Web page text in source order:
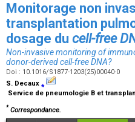
Monitorage non
transplantation
dosage du cell-free
Non-invasive monitoring of
donor-derived cell-free DNA?
Doi : 10.1016/S1877-1203(25)00040-0
S. Decaux ⁎
Service de pneumologie B et
* Correspondance.